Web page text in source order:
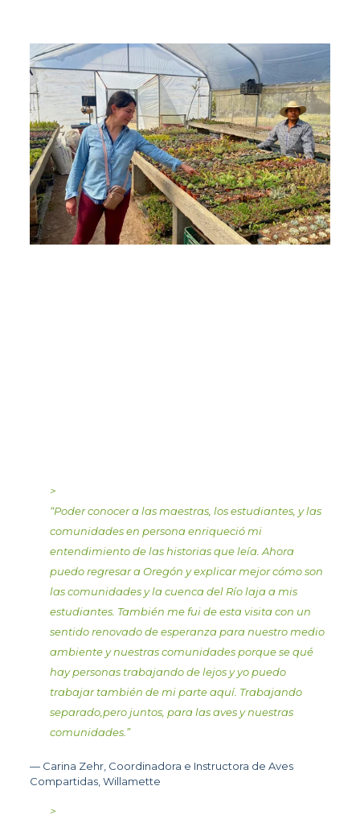
>
“Poder conocer a las maestras, los estudiantes, y las
comunidades en persona enriqueció mi
entendimiento de las historias que leía. Ahora
puedo regresar a Oregón y explicar mejor cómo son
las comunidades y la cuenca del Río laja a mis
estudiantes. También me fui de esta visita con un
sentido renovado de esperanza para nuestro medio
ambiente y nuestras comunidades porque se qué
hay personas trabajando de lejos y yo puedo
trabajar también de mi parte aquí. Trabajando
separado,pero juntos, para las aves y nuestras
comunidades. ”
— Carina Zehr, Coordinadora e Instructora de Aves
Compartidas, Willamette
>